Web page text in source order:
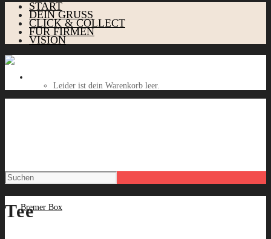
START
DEIN GRUSS
CLICK & COLLECT
FÜR FIRMEN
VISION
Leider ist dein Warenkorb leer.
Tee